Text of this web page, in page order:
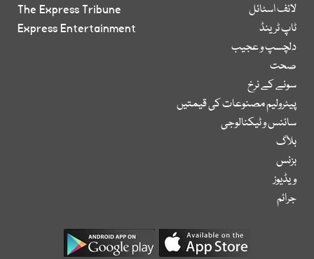
لائف اسٹائل
ٹاپ ٹرینڈ
دلچسپ و عجیب
صحت
سونے کے نرخ
پیٹرولیم مصنوعات کی قیمتیں
سائنس و ٹیکنالوجی
بلاگ
بزنس
ویڈیوز
جرائم
The Express Tribune
Express Entertainment